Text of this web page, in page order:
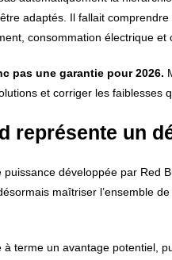
adaptés. Il fallait
consommation électrique et
pas une garantie pour 2026.
et corriger les faiblesses
représente un
développée par Red
maîtriser l’ensemble
à terme un avantage potentiel,